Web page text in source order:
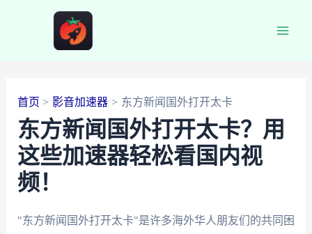
首页 影音加速器 东方新闻国外打开太卡
东方新闻国外打开太卡？用
这些加速器轻松看国内视
频！
"东方新闻国外打开太卡"是许多海外华人朋友们的共同困